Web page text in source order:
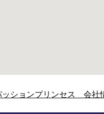
ッションプリンセス 会社